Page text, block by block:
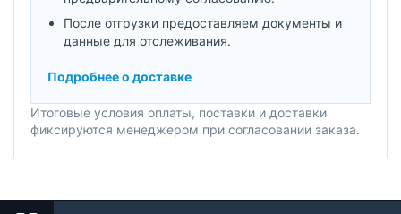
После отгрузки предоставляем документы и
данные для отслеживания.
Подробнее о доставке
Итоговые условия оплаты, поставки и доставки
фиксируются менеджером при согласовании заказа.